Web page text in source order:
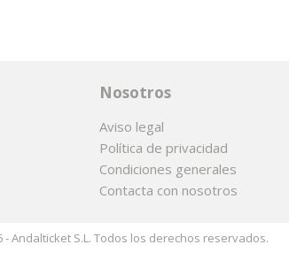
Nosotros
Aviso legal
Política de privacidad
Condiciones generales
Contacta con nosotros
- Andalticket S.L. Todos los derechos reservados.